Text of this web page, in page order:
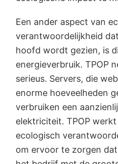
Een ander aspect van
verantwoordelijkheid
hoofd wordt gezien, is
energieverbruik. TPOP
serieus. Servers, die
enorme hoeveelheden
verbruiken een
elektriciteit. TPOP
ecologisch
om ervoor te zorgen